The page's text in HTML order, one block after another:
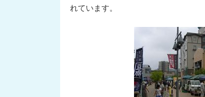
れています。